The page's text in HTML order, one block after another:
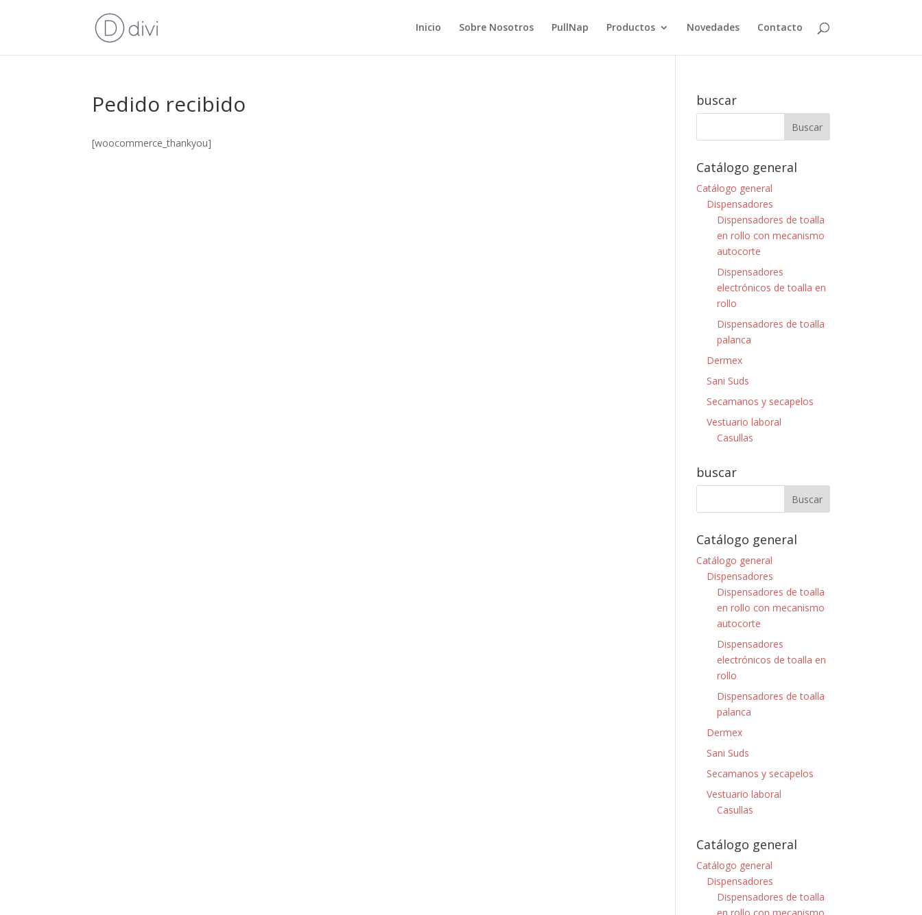
Inicio Sobre Nosotros PullNap Productos Novedades Contacto
Pedido recibido
[woocommerce_thankyou]
buscar
Catálogo general
Catálogo general
Dispensadores
Dispensadores de toalla
en rollo con mecanismo
autocorte
Dispensadores
electrónicos de toalla en
rollo
Dispensadores de toalla
palanca
Dermex
Sani Suds
Secamanos y secapelos
Vestuario laboral
Casullas
buscar
Catálogo general
Catálogo general
Dispensadores
Dispensadores de toalla
en rollo con mecanismo
autocorte
Dispensadores
electrónicos de toalla en
rollo
Dispensadores de toalla
palanca
Dermex
Sani Suds
Secamanos y secapelos
Vestuario laboral
Casullas
Catálogo general
Catálogo general
Dispensadores
Dispensadores de toalla